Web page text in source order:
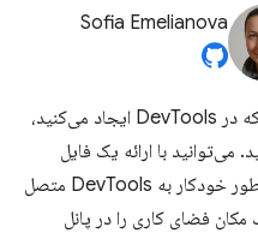
Sofia Emelianova
با تنظیم یک فضای کاری، تغییراتی را که در DevTools ایجاد می‌کنید،
می‌توانید با ارائه یک فایل
پیکربندی، یک پوشه فضای کاری را به‌طور خودکار به DevTools متصل
فضای کاری را در پانل